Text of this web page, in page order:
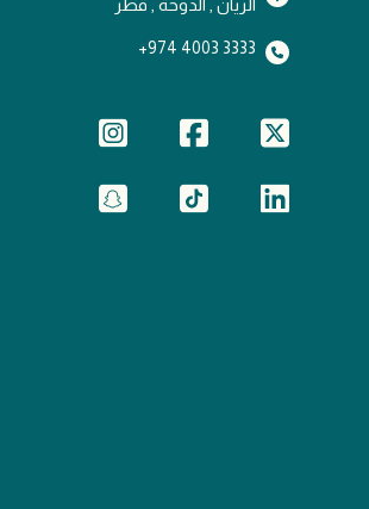
الريان , الدوحة , قطر
3333 4003 974+